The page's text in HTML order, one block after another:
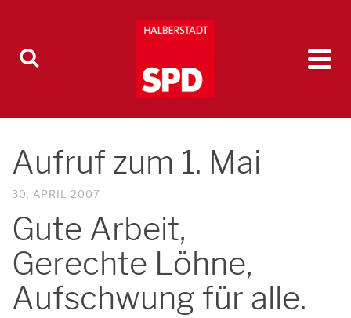
Aufruf zum 1. Mai
30. APRIL 2007
Gute Arbeit,
Gerechte Löhne,
Aufschwung für alle.